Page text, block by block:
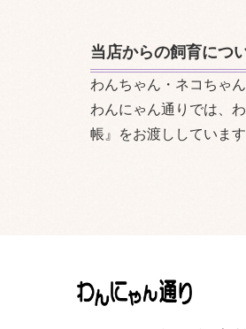
当店からの飼育につ
わんちゃん・ネコちゃ
わんにゃん通りでは、
帳』をお渡ししています